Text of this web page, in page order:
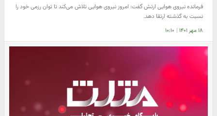
فرمانده نیروی هوایی ارتش گفت: امروز نیروی هوایی تلاش می‌کند تا توان رزمی خود را
نسبت به گذشته ارتقا دهد.
۱۸ مهر ۱۴۰۱ | ۱۰:۱۰